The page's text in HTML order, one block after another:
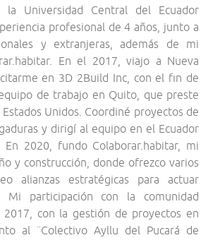
la Universidad Central del Ecuador
profesional de 4 años, junto a
y extranjeras, además de mi
En el 2017, viajo a Nueva
en 3D 2Build Inc, con el fin de
de trabajo en Quito, que preste
Unidos. Coordiné proyectos de
y dirigí al equipo en el Ecuador
2020, fundo Colaborar.habitar, mi
y construcción, donde ofrezco varios
alianzas estratégicas para actuar
Mi participación con la comunidad
2017, con la gestión de proyectos en
al ¨Colectivo Ayllu del Pucará de